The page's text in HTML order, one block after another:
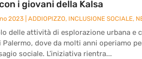
i giovani della Kalsa
2023 ADDIOPIZZO, INCLUSIONE SOCIALE,
delle attività di esplorazione urbana e
dove da molti anni operiamo
sociale. L’iniziativa rientra...